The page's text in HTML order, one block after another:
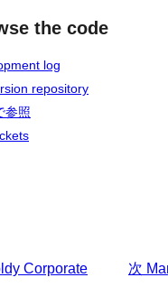
the code
log
repository
参照
Corporate 次